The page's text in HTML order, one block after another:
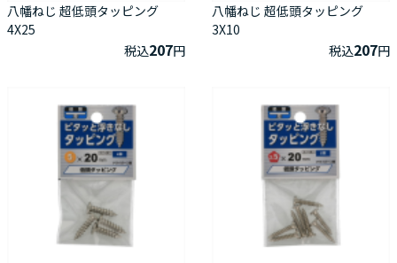
八幡ねじ 超低頭タッピング
4X25
税込207円
八幡ねじ 超低頭タッピング
3X10
税込207円